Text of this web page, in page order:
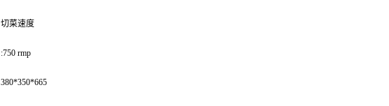
切菜速度
:750 rmp
380*350*665